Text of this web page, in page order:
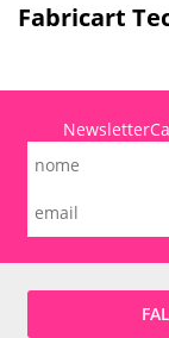
Fabricart
Newsletter